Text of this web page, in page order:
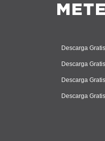
Descarga
Descarga
Descarga
Descarga